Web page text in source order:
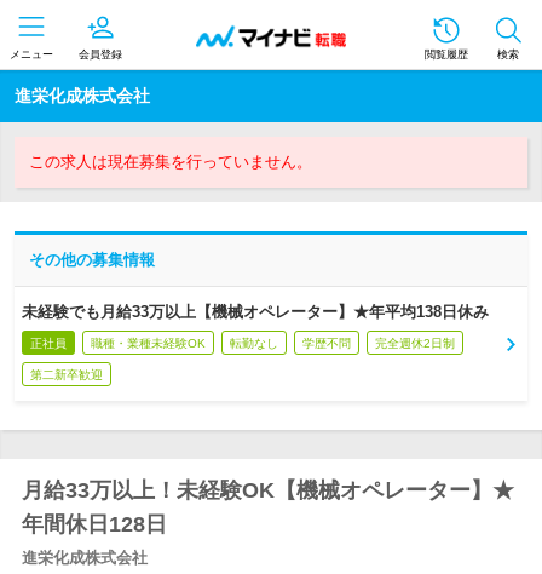
メニュー 会員登録 閲覧履歴 検索
進栄化成株式会社
この求人は現在募集を行っていません。
その他の募集情報
未経験でも月給33万以上【機械オペレーター】★年平均138日休み
正社員 職種・業種未経験OK 転勤なし 学歴不問 完全週休2日制
第二新卒歓迎
月給33万以上！未経験OK【機械オペレーター】★
年間休日128日
進栄化成株式会社